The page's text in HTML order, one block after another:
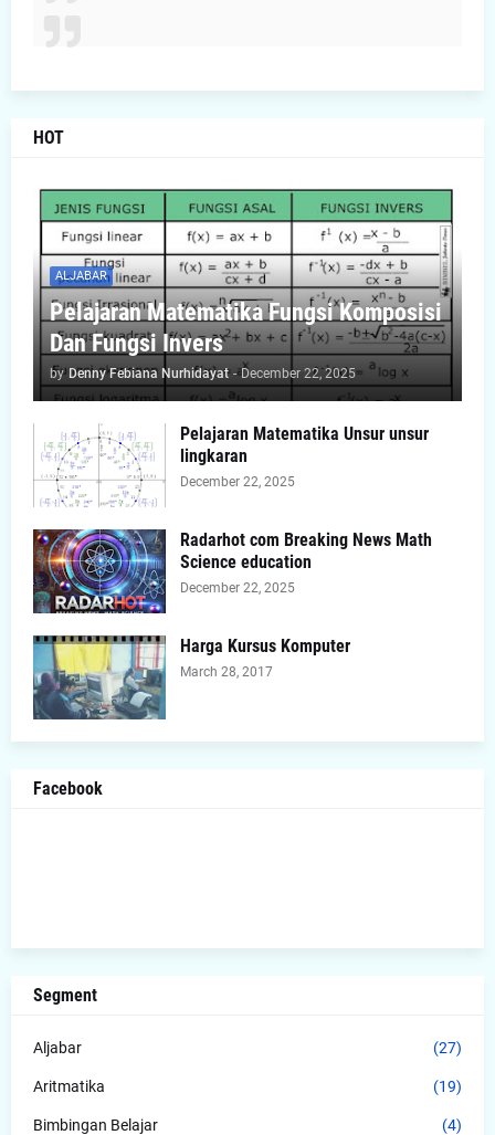
HOT
ALJABAR
Pelajaran Matematika Fungsi Komposisi
Dan Fungsi Invers
by Denny Febiana Nurhidayat - December 22, 2025
Pelajaran Matematika Unsur unsur
lingkaran
December 22, 2025
Radarhot com Breaking News Math
Science education
December 22, 2025
Harga Kursus Komputer
March 28, 2017
Facebook
Segment
Aljabar (27)
Aritmatika (19)
Bimbingan Belajar (4)